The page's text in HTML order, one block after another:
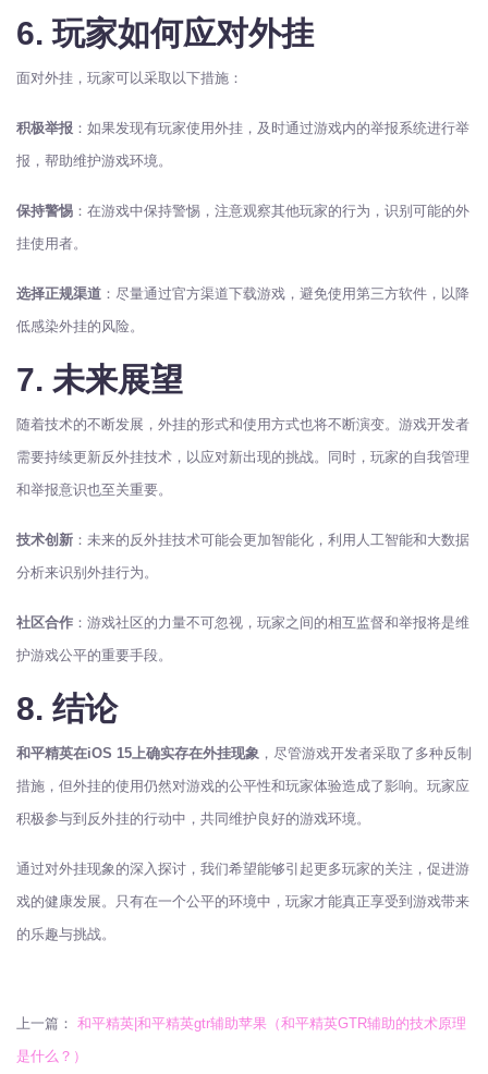
6. 玩家如何应对外挂
面对外挂，玩家可以采取以下措施：
积极举报 ：如果发现有玩家使用外挂，及时通过游戏内的举报系统进行举
报，帮助维护游戏环境。
保持警惕 ：在游戏中保持警惕，注意观察其他玩家的行为，识别可能的外
挂使用者。
选择正规渠道 ：尽量通过官方渠道下载游戏，避免使用第三方软件，以降
低感染外挂的风险。
7. 未来展望
随着技术的不断发展，外挂的形式和使用方式也将不断演变。游戏开发者
需要持续更新反外挂技术，以应对新出现的挑战。同时，玩家的自我管理
和举报意识也至关重要。
技术创新 ：未来的反外挂技术可能会更加智能化，利用人工智能和大数据
分析来识别外挂行为。
社区合作 ：游戏社区的力量不可忽视，玩家之间的相互监督和举报将是维
护游戏公平的重要手段。
8. 结论
和平精英在iOS 15上确实存在外挂现象 ，尽管游戏开发者采取了多种反制
措施，但外挂的使用仍然对游戏的公平性和玩家体验造成了影响。玩家应
积极参与到反外挂的行动中，共同维护良好的游戏环境。
通过对外挂现象的深入探讨，我们希望能够引起更多玩家的关注，促进游
戏的健康发展。只有在一个公平的环境中，玩家才能真正享受到游戏带来
的乐趣与挑战。
上一篇： 和平精英|和平精英gtr辅助苹果（和平精英GTR辅助的技术原理
是什么？）